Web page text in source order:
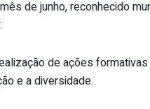
de junho, reconhecido
de ações
e a diversidade.